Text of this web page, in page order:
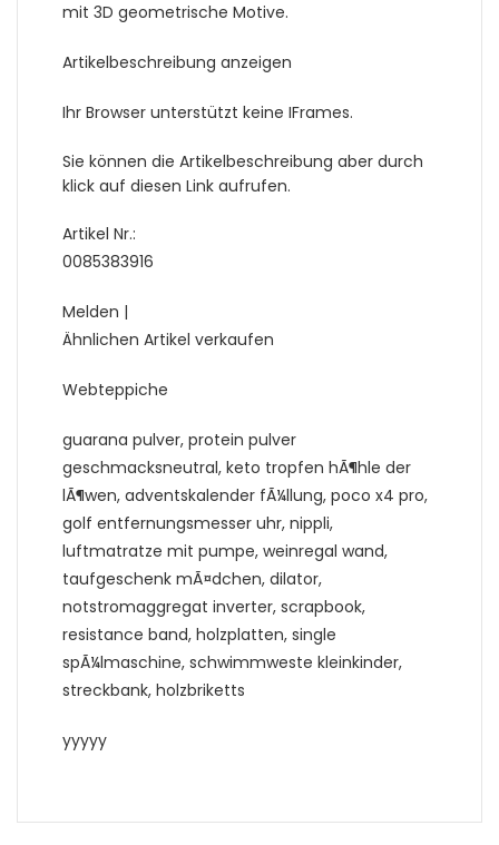
mit 3D geometrische Motive.
Artikelbeschreibung anzeigen
Ihr Browser unterstützt keine IFrames.
Sie können die Artikelbeschreibung aber durch
klick auf diesen Link aufrufen.
Artikel Nr.:
0085383916
Melden |
Ähnlichen Artikel verkaufen
Webteppiche
guarana pulver, protein pulver
geschmacksneutral, keto tropfen hÃ¶hle der
lÃ¶wen, adventskalender fÃ¼llung, poco x4 pro,
golf entfernungsmesser uhr, nippli,
luftmatratze mit pumpe, weinregal wand,
taufgeschenk mÃ¤dchen, dilator,
notstromaggregat inverter, scrapbook,
resistance band, holzplatten, single
spÃ¼lmaschine, schwimmweste kleinkinder,
streckbank, holzbriketts
yyyyy